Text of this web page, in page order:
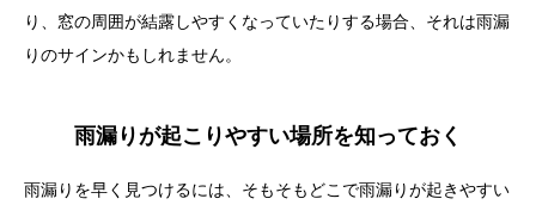
り、窓の周囲が結露しやすくなっていたりする場合、それは雨漏
りのサインかもしれません。
雨漏りが起こりやすい場所を知っておく
雨漏りを早く見つけるには、そもそもどこで雨漏りが起きやすい